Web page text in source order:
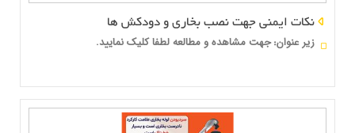
نکات ایمنی جهت نصب بخاری و دودکش ها
زير عنوان:جهت مشاهده و مطالعه لطفا کلیک نمایید.